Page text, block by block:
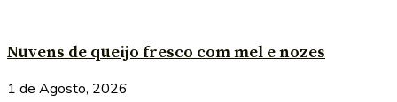
Nuvens de queijo fresco com mel e nozes
1 de Agosto, 2026